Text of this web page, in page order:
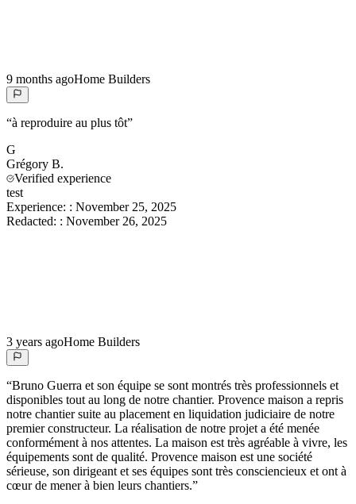
9 months agoHome Builders
“à reproduire au plus tôt”
G
Grégory B.
Verified experience
test
Experience: : November 25, 2025
Redacted: : November 26, 2025
3 years agoHome Builders
“Bruno Guerra et son équipe se sont montrés très professionnels et
disponibles tout au long de notre chantier. Provence maison a repris
notre chantier suite au placement en liquidation judiciaire de notre
premier constructeur. La réalisation de notre projet a été menée
conformément à nos attentes. La maison est très agréable à vivre, les
équipements sont de qualité. Provence maison est une société
sérieuse, son dirigeant et ses équipes sont très consciencieux et ont à
cœur de mener à bien leurs chantiers.”